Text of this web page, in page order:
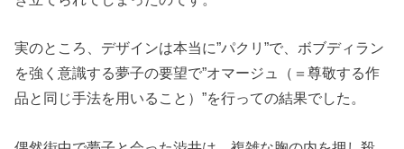
実のところ、デザインは本当に”パクリ”で、ボブディラン
を強く意識する夢子の要望で”オマージュ（＝尊敬する作
品と同じ手法を用いること）”を行っての結果でした。